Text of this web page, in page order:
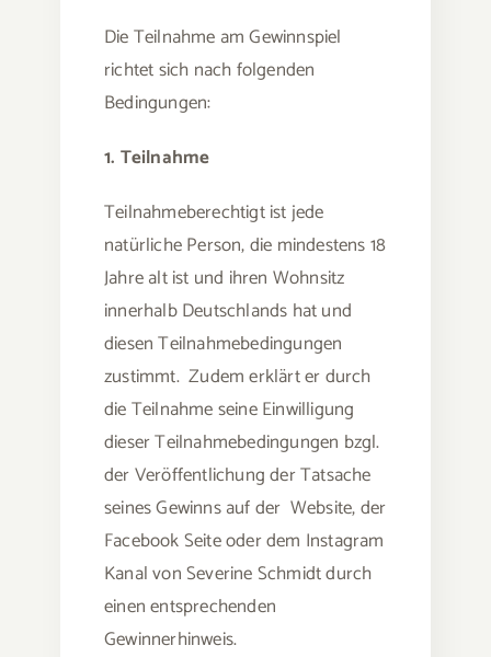
Die Teilnahme am Gewinnspiel
richtet sich nach folgenden
Bedingungen:
1. Teilnahme
Teilnahmeberechtigt ist jede
natürliche Person, die mindestens 18
Jahre alt ist und ihren Wohnsitz
innerhalb Deutschlands hat und
diesen Teilnahmebedingungen
zustimmt. Zudem erklärt er durch
die Teilnahme seine Einwilligung
dieser Teilnahmebedingungen bzgl.
der Veröffentlichung der Tatsache
seines Gewinns auf der Website, der
Facebook Seite oder dem Instagram
Kanal von Severine Schmidt durch
einen entsprechenden
Gewinnerhinweis.